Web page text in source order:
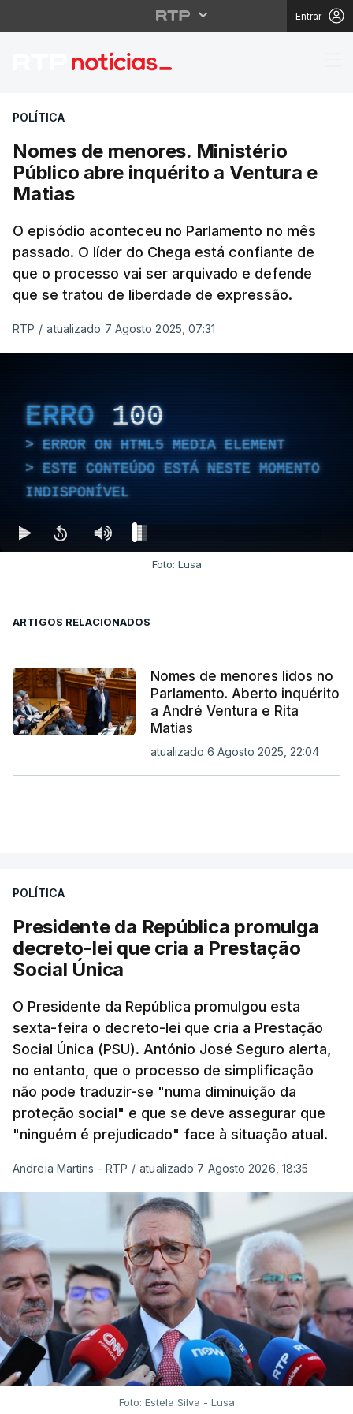
Entrar
Nomes de menores.
POLÍTICA
Nomes de menores. Ministério
Público abre inquérito a Ventura e
Matias
O episódio aconteceu no Parlamento no mês
passado. O líder do Chega está confiante de
que o processo vai ser arquivado e defende
que se tratou de liberdade de expressão.
RTP / atualizado 7 Agosto 2025, 07:31
ERRO 100
ERROR ON HTML5 MEDIA ELEMENT
ESTE CONTEÚDO ESTÁ NESTE MOMENTO
INDISPONÍVEL
Foto: Lusa
ARTIGOS RELACIONADOS
Nomes de menores lidos no
Parlamento. Aberto inquérito
a André Ventura e Rita
Matias
atualizado 6 Agosto 2025, 22:04
POLÍTICA
Presidente da República promulga
decreto-lei que cria a Prestação
Social Única
O Presidente da República promulgou esta
sexta-feira o decreto-lei que cria a Prestação
Social Única (PSU). António José Seguro alerta,
no entanto, que o processo de simplificação
não pode traduzir-se "numa diminuição da
proteção social" e que se deve assegurar que
"ninguém é prejudicado" face à situação atual.
Andreia Martins - RTP / atualizado 7 Agosto 2026, 18:35
Foto: Estela Silva - Lusa